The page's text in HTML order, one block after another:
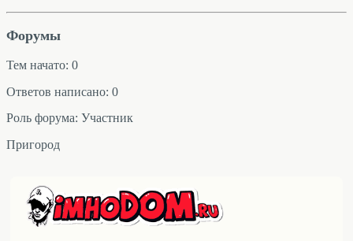
Форумы
Тем начато: 0
Ответов написано: 0
Роль форума: Участник
Пригород